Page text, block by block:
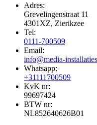
Adres:
Grevelingenstraat 11
4301XZ, Zierikzee
Tel:
0111-700509
Email:
info@media-
Whatsapp:
+31111700509
KvK nr:
99697424
BTW nr:
NL852640626B01